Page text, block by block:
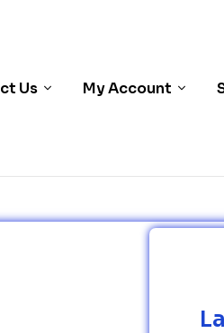
Us My Account